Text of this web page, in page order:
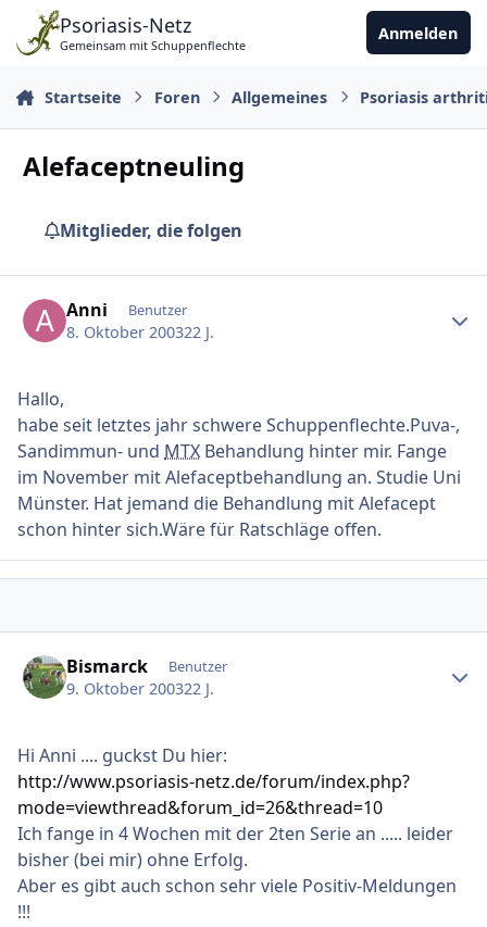
Zu Inhalt springen
Psoriasis-Netz
Gemeinsam mit Schuppenflechte
Anmelden
Startseite Foren Allgemeines Psoriasis
Alefaceptneuling
Mitglieder, die folgen
Anni Benutzer
8. Oktober 200322 J.
Hallo,
habe seit letztes jahr schwere Schuppenflechte.Puva-,
Sandimmun- und MTX Behandlung hinter mir. Fange
im November mit Alefaceptbehandlung an. Studie Uni
Münster. Hat jemand die Behandlung mit Alefacept
schon hinter sich.Wäre für Ratschläge offen.
Bismarck Benutzer
9. Oktober 200322 J.
Hi Anni .... guckst Du hier:
http://www.psoriasis-netz.de/forum/index.php?
mode=viewthread&forum_id=26&thread=10
Ich fange in 4 Wochen mit der 2ten Serie an ..... leider
bisher (bei mir) ohne Erfolg.
Aber es gibt auch schon sehr viele Positiv-Meldungen
!!!